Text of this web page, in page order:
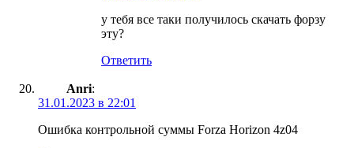
у тебя все таки получилось скачать форзу
эту?
Ответить
Anri:
31.01.2023 в 22:01
Ошибка контрольной суммы Forza Horizon 4z04